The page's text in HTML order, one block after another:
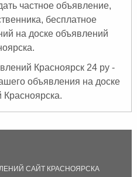
частное объявление,
бесплатное
на доске объявлений
Красноярск 24 ру -
объявления на доске
Красноярска.
САЙТ КРАСНОЯРСКА